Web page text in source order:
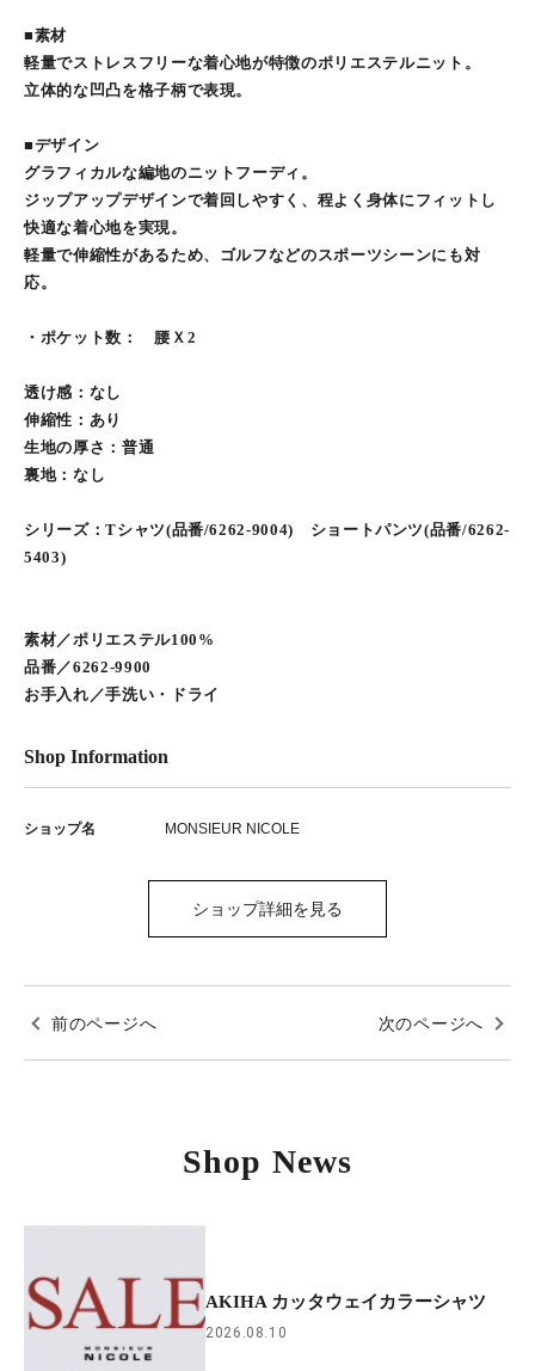
■素材
軽量でストレスフリーな着心地が特徴のポリエステルニット。
立体的な凹凸を格子柄で表現。
■デザイン
グラフィカルな編地のニットフーディ。
ジップアップデザインで着回しやすく、程よく身体にフィットし
快適な着心地を実現。
軽量で伸縮性があるため、ゴルフなどのスポーツシーンにも対
応。
・ポケット数： 腰Ｘ2
透け感：なし
伸縮性：あり
生地の厚さ：普通
裏地：なし
シリーズ：Tシャツ(品番/6262-9004) ショートパンツ(品番/6262-
5403)
素材／ポリエステル100%
品番／6262-9900
お手入れ／手洗い・ドライ
Shop Information
ショップ名 MONSIEUR NICOLE
ショップ詳細を見る
前のページへ 次のページへ
Shop News
AKIHA カッタウェイカラーシャツ
2026.08.10